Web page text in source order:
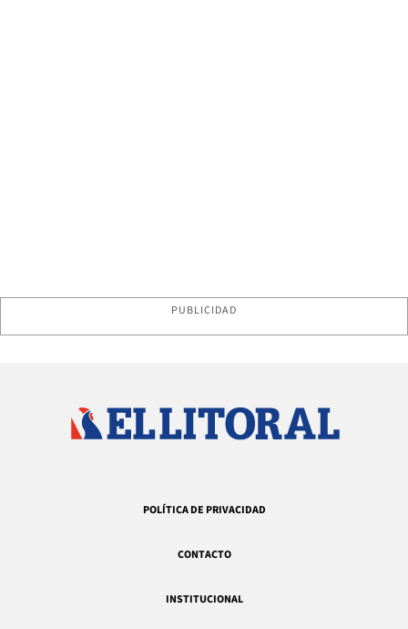
PUBLICIDAD
POLÍTICA DE PRIVACIDAD
CONTACTO
INSTITUCIONAL